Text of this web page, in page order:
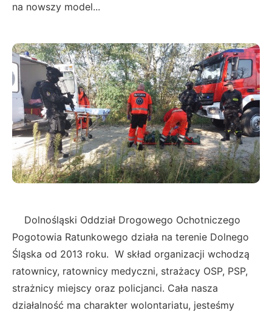
na nowszy model...
Dolnośląski Oddział Drogowego Ochotniczego
Pogotowia Ratunkowego działa na terenie Dolnego
Śląska od 2013 roku. W skład organizacji wchodzą
ratownicy, ratownicy medyczni, strażacy OSP, PSP,
strażnicy miejscy oraz policjanci. Cała nasza
działalność ma charakter wolontariatu, jesteśmy